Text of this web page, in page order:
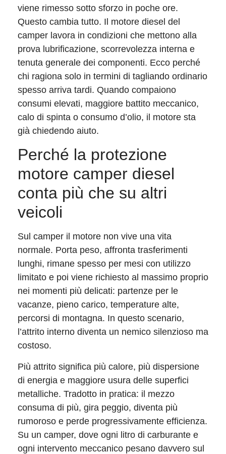
viene rimesso sotto sforzo in poche ore.
Questo cambia tutto. Il motore diesel del
camper lavora in condizioni che mettono alla
prova lubrificazione, scorrevolezza interna e
tenuta generale dei componenti. Ecco perché
chi ragiona solo in termini di tagliando ordinario
spesso arriva tardi. Quando compaiono
consumi elevati, maggiore battito meccanico,
calo di spinta o consumo d’olio, il motore sta
già chiedendo aiuto.
Perché la protezione
motore camper diesel
conta più che su altri
veicoli
Sul camper il motore non vive una vita
normale. Porta peso, affronta trasferimenti
lunghi, rimane spesso per mesi con utilizzo
limitato e poi viene richiesto al massimo proprio
nei momenti più delicati: partenze per le
vacanze, pieno carico, temperature alte,
percorsi di montagna. In questo scenario,
l’attrito interno diventa un nemico silenzioso ma
costoso.
Più attrito significa più calore, più dispersione
di energia e maggiore usura delle superfici
metalliche. Tradotto in pratica: il mezzo
consuma di più, gira peggio, diventa più
rumoroso e perde progressivamente efficienza.
Su un camper, dove ogni litro di carburante e
ogni intervento meccanico pesano davvero sul